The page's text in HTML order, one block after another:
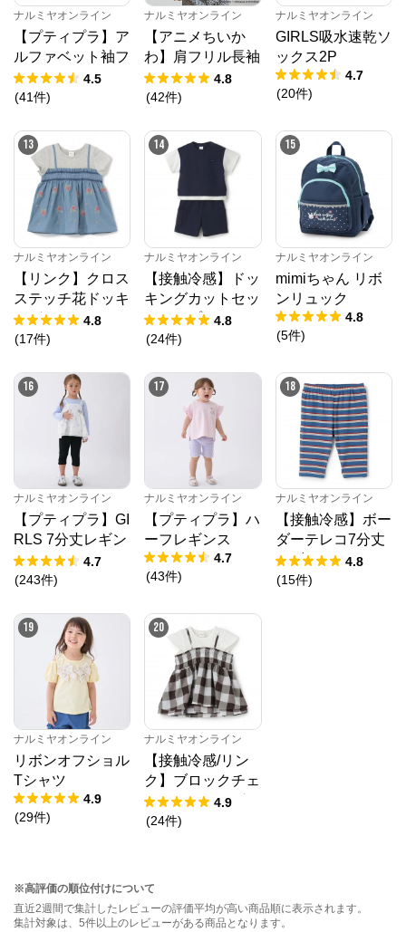
ナルミヤオンライン
【プティプラ】ア
ルファベット袖フ
リルTシャツ
4.5
(41件)
ナルミヤオンライン
【アニメちいか
わ】肩フリル長袖
Tシャツ
4.8
(42件)
ナルミヤオンライン
GIRLS吸水速乾ソ
ックス2P
4.7
(20件)
13
ナルミヤオンライン
【リンク】クロス
ステッチ花ドッキ
ングTシャツ
4.8
(17件)
14
ナルミヤオンライン
【接触冷感】ドッ
キングカットセッ
トアップ
4.8
(24件)
15
ナルミヤオンライン
mimiちゃん リボ
ンリュック
4.8
(5件)
16
ナルミヤオンライン
【プティプラ】GI
RLS 7分丈レギン
ス
4.7
(243件)
17
ナルミヤオンライン
【プティプラ】ハ
ーフレギンス
4.7
(43件)
18
ナルミヤオンライン
【接触冷感】ボー
ダーテレコ7分丈
レギンス
4.8
(15件)
19
ナルミヤオンライン
リボンオフショル
Tシャツ
4.9
(29件)
20
ナルミヤオンライン
【接触冷感/リン
ク】ブロックチェ
ックドッキングT
シャツ
4.9
(24件)
※高評価の順位付けについて
直近2週間で集計したレビューの評価平均が高い商品順に表示されます。
集計対象は、5件以上のレビューがある商品となります。